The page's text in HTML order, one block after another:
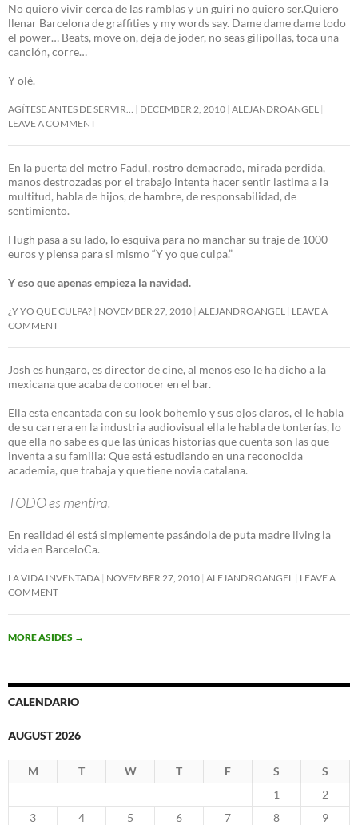
No quiero vivir cerca de las ramblas y un guiri no quiero ser.Quiero
llenar Barcelona de graffities y my words say. Dame dame dame todo
el power… Beats, move on, deja de joder, no seas gilipollas, toca una
canción, corre…
Y olé.
AGÍTESE ANTES DE SERVIR… DECEMBER 2, 2010 ALEJANDROANGEL
LEAVE A COMMENT
En la puerta del metro Fadul, rostro demacrado, mirada perdida,
manos destrozadas por el trabajo intenta hacer sentir lastima a la
multitud, habla de hijos, de hambre, de responsabilidad, de
sentimiento.
Hugh pasa a su lado, lo esquiva para no manchar su traje de 1000
euros y piensa para si mismo “Y yo que culpa.”
Y eso que apenas empieza la navidad.
¿Y YO QUE CULPA? NOVEMBER 27, 2010 ALEJANDROANGEL
LEAVE A
COMMENT
Josh es hungaro, es director de cine, al menos eso le ha dicho a la
mexicana que acaba de conocer en el bar.
Ella esta encantada con su look bohemio y sus ojos claros, el le habla
de su carrera en la industria audiovisual ella le habla de tonterías, lo
que ella no sabe es que las únicas historias que cuenta son las que
inventa a su familia: Que está estudiando en una reconocida
academia, que trabaja y que tiene novia catalana.
TODO es mentira.
En realidad él está simplemente pasándola de puta madre living la
vida en BarceloCa.
LA VIDA INVENTADA NOVEMBER 27, 2010 ALEJANDROANGEL
LEAVE A
COMMENT
MORE ASIDES →
CALENDARIO
AUGUST 2026
M T W T F S
S
1
2
3
4 5 6 7 8
9